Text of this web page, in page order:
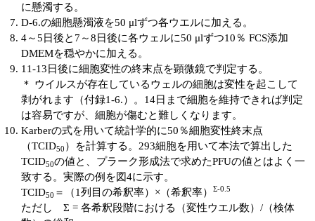
に懸濁する。
D-6.の細胞懸濁液を50 μlずつ各ウエルに加える。
4～5日後と7～8日後に各ウェルに50 μlずつ10％ FCS添加
DMEMを穏やかに加える。
11-13日後に細胞変性の終末点を顕微鏡で判定する。
＊ ウイルスが存在しているウェルの細胞は変性を起こして
剥がれます（付録1-6.）。14日まで細胞を維持できれば判定
は容易ですが、細胞が傷むと難しくなります。
Karberの式を用いて統計学的に50％細胞変性終末点
（TCID50 ）を計算する。293細胞を用いて本法で算出した
TCID50の値と、プラーク形成法で求めたPFUの値とはよく一
致する。実際の例を図4に示す。
TCID50 ＝（1列目の希釈率）×（希釈率） Σ-0.5
ただし Σ = 各希釈段階における（変性ウエル数）/（検体